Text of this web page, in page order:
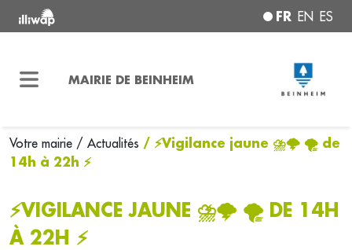
FR EN ES
MAIRIE DE BEINHEIM
Votre mairie / Actualités / ⚡Vigilance jaune ⛈️🌩️ 🌪️ de
14h à 22h ⚡
⚡VIGILANCE JAUNE ⛈️🌩️ 🌪️ DE 14H
À 22H ⚡